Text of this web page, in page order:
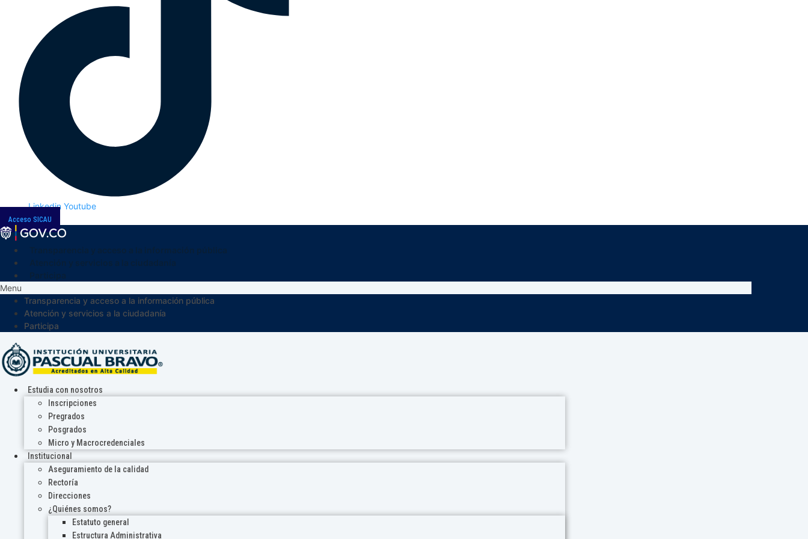
Linkedin Youtube
Acceso SICAU
Menu
Transparencia y acceso a la información pública
Atención y servicios a la ciudadanía
Participa
Estudia con nosotros
Inscripciones
Pregrados
Posgrados
Micro y Macrocredenciales
Institucional
Aseguramiento de la calidad
Rectoría
Direcciones
¿Quiénes somos?
Estatuto general
Estructura Administrativa